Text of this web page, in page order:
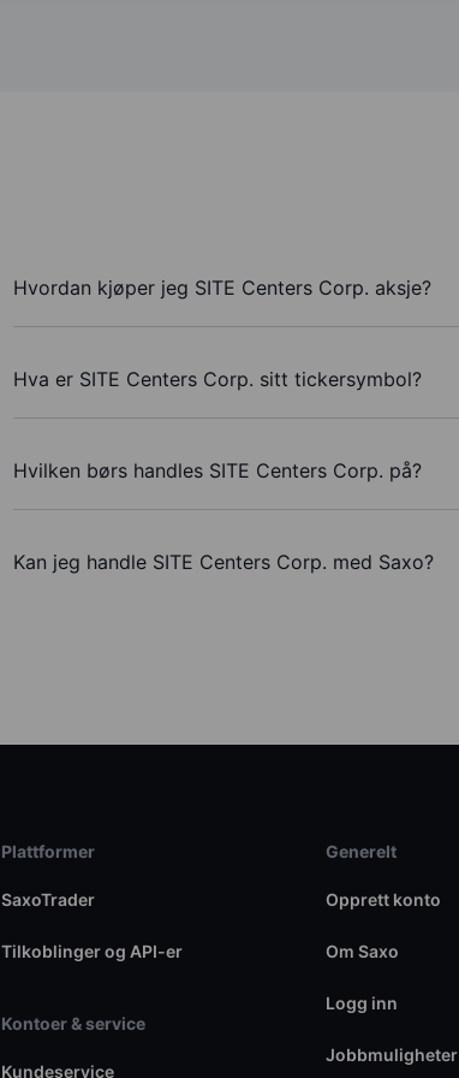
Hvordan kjøper jeg SITE Centers Corp. aksje?
Hva er SITE Centers Corp. sitt tickersymbol?
Hvilken børs handles SITE Centers Corp. på?
Kan jeg handle SITE Centers Corp. med Saxo?
Plattformer
SaxoTrader
Tilkoblinger og API-er
Kontoer & service
Kundeservice
Generelt
Opprett konto
Om Saxo
Logg inn
Jobbmuligheter